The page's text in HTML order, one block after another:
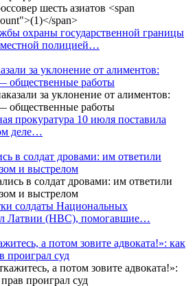
охраны государственной границы
полицией…
за уклонение от алиментов:
общественные работы
прокуратура 10 июля поставила
деле…
в солдат дровами: им ответили
и выстрелом
солдаты Национальных
Латвии (НВС), помогавшие…
а потом зовите адвоката!»: как
проиграл суд